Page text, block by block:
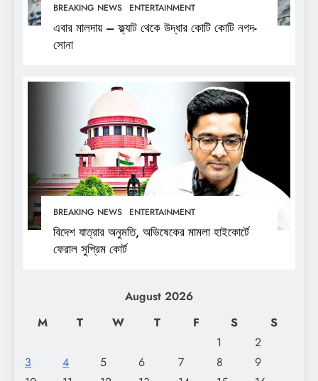
BREAKING NEWS ENTERTAINMENT
এবার মালদায় – ফ্ল্যাট থেকে উদ্ধার কোটি কোটি নগদ-
সোনা
BREAKING NEWS ENTERTAINMENT
বিদেশ যাত্রার অনুমতি, অভিষেকের মামলা হাইকোর্টে
ফেরাল সুপ্রিম কোর্ট
August 2026
M
T W T F S
S
1
2
3
4 5 6 7 8
9